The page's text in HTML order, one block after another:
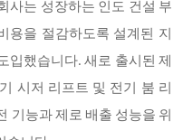
사는 성장하는 인도 건설 부
용을 절감하도록 설계된 지
입했습니다. 새로 출시된 제
시저 리프트 및 전기 붐 리
기능과 제로 배출 성능을 위